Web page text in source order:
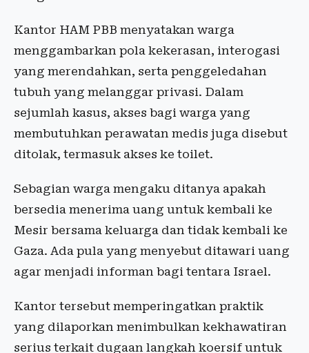
Kantor HAM PBB menyatakan warga
menggambarkan pola kekerasan, interogasi
yang merendahkan, serta penggeledahan
tubuh yang melanggar privasi. Dalam
sejumlah kasus, akses bagi warga yang
membutuhkan perawatan medis juga disebut
ditolak, termasuk akses ke toilet.
Sebagian warga mengaku ditanya apakah
bersedia menerima uang untuk kembali ke
Mesir bersama keluarga dan tidak kembali ke
Gaza. Ada pula yang menyebut ditawari uang
agar menjadi informan bagi tentara Israel.
Kantor tersebut memperingatkan praktik
yang dilaporkan menimbulkan kekhawatiran
serius terkait dugaan langkah koersif untuk